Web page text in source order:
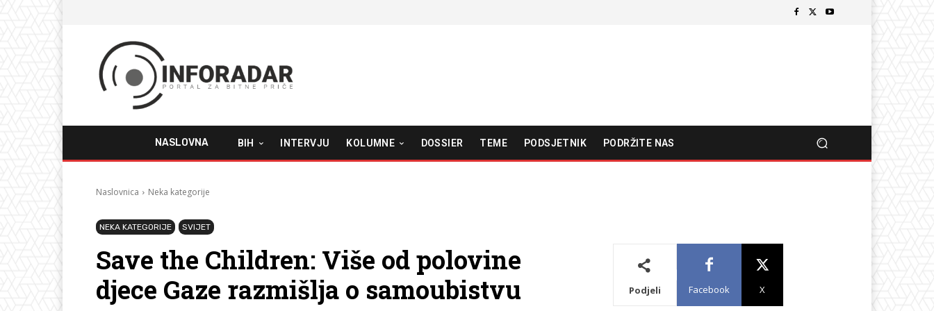
NASLOVNA BIH INTERVJU KOLUMNE DOSSIER TEME PODSJETNIK PODRŽITE NAS
Naslovnica Neka kategorije
NEKA KATEGORIJE SVIJET
Save the Children: Više od polovine
djece Gaze razmišlja o samoubistvu
Podjeli Facebook X